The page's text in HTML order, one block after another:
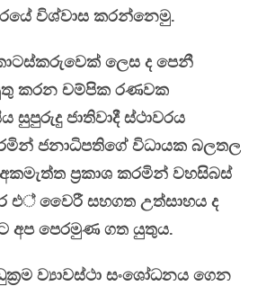
විශ්වාස කරන්නෙමු.
ලෙස ද පෙනී
කරන චම්පික රණවක
සුපුරුදු ජාතිවාදී ස්ථාවරය
ජනාධිපතිගේ විධායක බලතල
ප‍්‍රකාශ කරමින් වහසිබස්
එ් වෛරී සහගත උත්සාහය ද
අප පෙරමුණ ගත යුතුය.
ව්‍යාවස්ථා සංශෝධනය ගෙන